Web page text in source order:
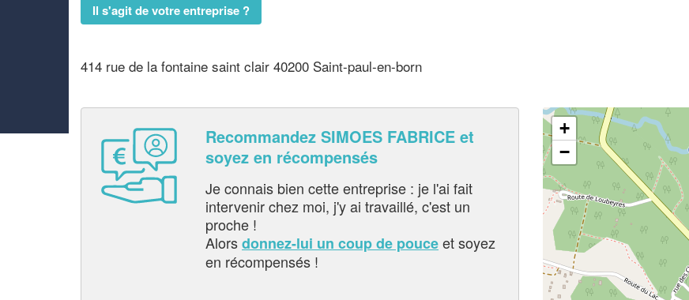
Il s'agit de votre entreprise ?
414 rue de la fontaine saint clair 40200 Saint-paul-en-born
Recommandez SIMOES FABRICE et
soyez en récompensés
Je connais bien cette entreprise : je l'ai fait
intervenir chez moi, j'y ai travaillé, c'est un
proche !
Alorsdonnez-lui un coup de pouceet soyez
en récompensés !
+
−